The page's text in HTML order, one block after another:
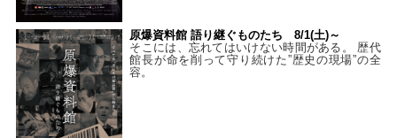
原爆資料館 語り継ぐものたち 8/1(土)～
そこには、忘れてはいけない時間がある。 歴代
館長が命を削って守り続けた”歴史の現場”の全
容。